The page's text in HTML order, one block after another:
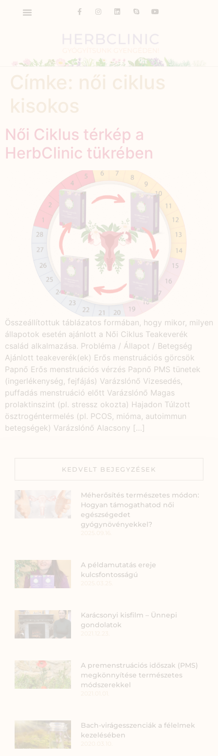
Női Ciklus térkép a
HerbClinic tükrében
Összeállítottuk táblázatos formában, hogy mikor, milyen
állapotok esetén ajánlott a Női Ciklus Teakeverék
család alkalmazása. Probléma / Állapot / Betegség
Ajánlott teakeverék(ek) Erős menstruációs görcsök
Papnő Erős menstruációs vérzés Papnő PMS tünetek
(ingerlékenység, fejfájás) Varázslónő Vizesedés,
puffadás menstruáció előtt Varázslónő Magas
prolaktinszint (pl. stressz okozta) Hajadon Túlzott
ösztrogéntermelés (pl. PCOS, mióma, autoimmun
betegségek) Varázslónő Alacsony […]
KEDVELT BEJEGYZÉSEK
Méherősítés természetes módon:
Hogyan támogathatod női
egészségedet
gyógynövényekkel?
A példamutatás ereje
kulcsfontosságú
Karácsonyi kisfilm – Ünnepi
gondolatok
A premenstruációs időszak (PMS)
megkönnyítése természetes
módszerekkel
Bach-virágesszenciák a félelmek
kezelésében